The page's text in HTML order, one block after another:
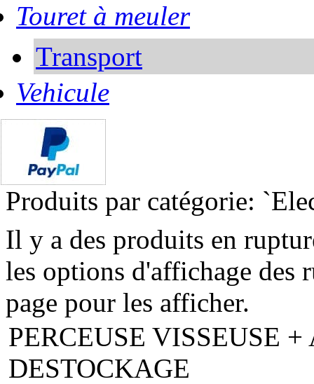
Touret à meuler
Transport
Vehicule
Produits par catégorie:
Il y a des produits en
les options d'affichage des
page pour les afficher.
PERCEUSE VISSEUSE +
DESTOCKAGE